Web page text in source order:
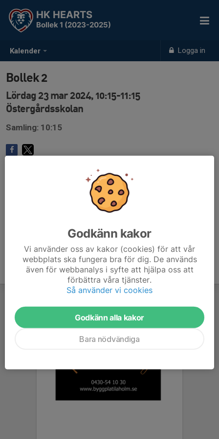
Kalender Logga in
HK HEARTS
Bollek 1 (2023-2025)
Bollek 2
Lördag 23 mar 2024, 10:15-11:15
Östergårdsskolan
Samling: 10:15
Godkänn kakor
Vi använder oss av kakor (cookies) för att vår
webbplats ska fungera bra för dig. De används
även för webbanalys i syfte att hjälpa oss att
förbättra våra tjänster.
Så använder vi cookies
Godkänn alla kakor
Bara nödvändiga